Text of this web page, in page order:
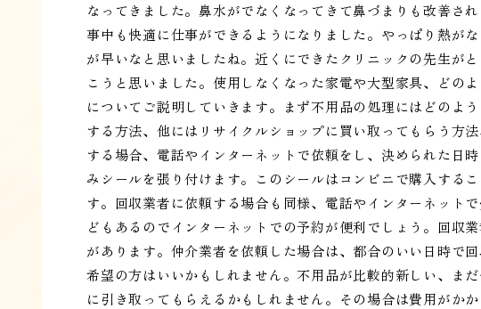
なってきました。鼻水がでなくなってきて鼻づまりも改善さ
事中も快適に仕事ができるようになりました。やっぱり熱が
が早いなと思いましたね。近くにできたクリニックの先生が
こうと思いました。使用しなくなった家電や大型家具、どの
についてご説明していきます。まず不用品の処理にはどのよ
する方法、他にはリサイクルショップに買い取ってもらう方
する場合、電話やインターネットで依頼をし、決められた日
みシールを張り付けます。このシールはコンビニで購入する
す。回収業者に依頼する場合も同様、電話やインターネット
どもあるのでインターネットでの予約が便利でしょう。回収
があります。仲介業者を依頼した場合は、都合のいい日時で
希望の方はいいかもしれません。不用品が比較的新しい、ま
に引き取ってもらえるかもしれません。その場合は費用がか